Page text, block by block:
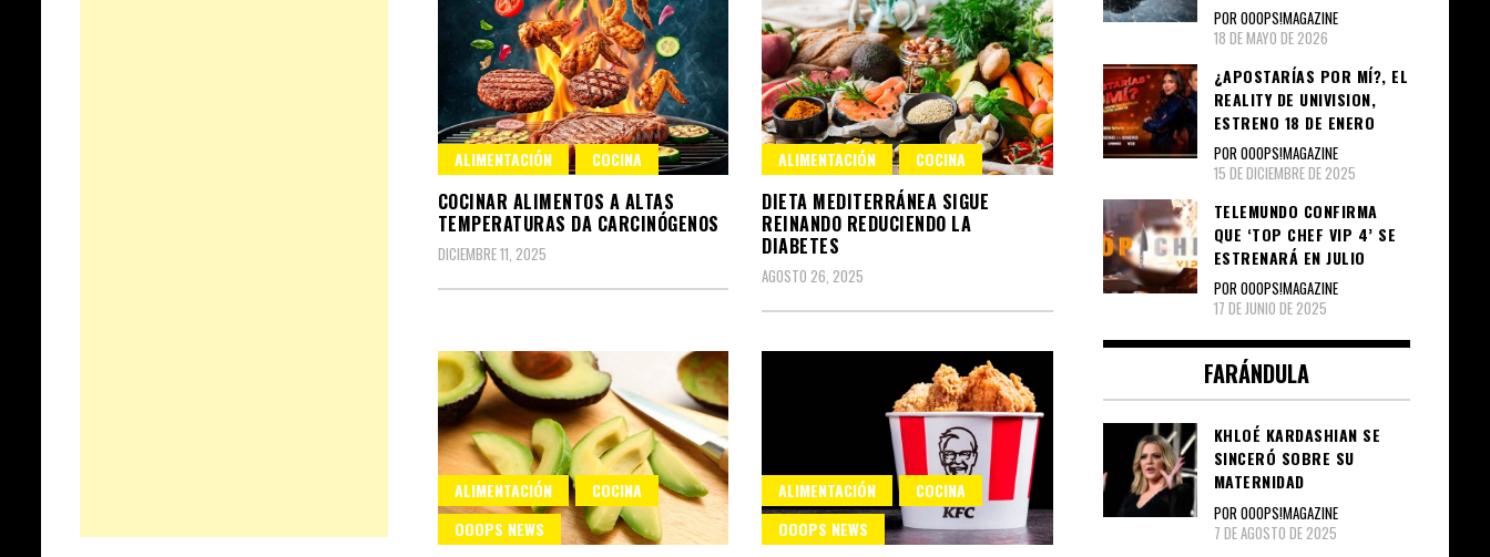
ALIMENTACIÓN COCINA
COCINAR ALIMENTOS A ALTAS
TEMPERATURAS DA CARCINÓGENOS
DICIEMBRE 11, 2025
ALIMENTACIÓN COCINA
DIETA MEDITERRÁNEA SIGUE
REINANDO REDUCIENDO LA
DIABETES
AGOSTO 26, 2025
ALIMENTACIÓN
COCINA
OOOPS NEWS
ALIMENTACIÓN
COCINA
OOOPS NEWS
POR OOOPS!MAGAZINE
18 DE MAYO DE 2026
¿APOSTARÍAS POR MÍ?, EL
REALITY DE UNIVISION,
ESTRENO 18 DE ENERO
POR OOOPS!MAGAZINE
15 DE DICIEMBRE DE 2025
TELEMUNDO CONFIRMA
QUE ‘TOP CHEF VIP 4’ SE
ESTRENARÁ EN JULIO
POR OOOPS!MAGAZINE
17 DE JUNIO DE 2025
FARÁNDULA
KHLOÉ KARDASHIAN SE
SINCERÓ SOBRE SU
MATERNIDAD
POR OOOPS!MAGAZINE
7 DE AGOSTO DE 2025